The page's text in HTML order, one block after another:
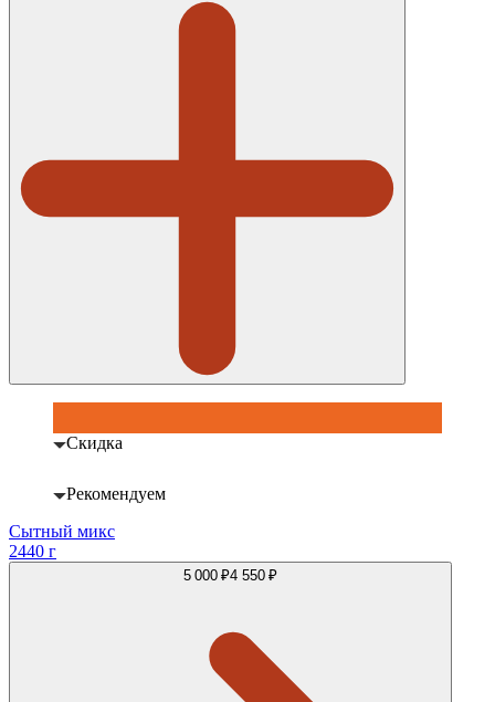
Скидка
Рекомендуем
Сытный микс
2440 г
5 000 ₽4 550 ₽